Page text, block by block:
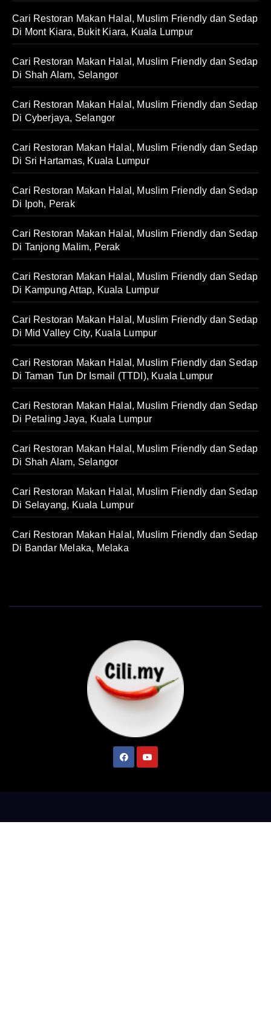
Cari Restoran Makan Halal, Muslim Friendly dan Sedap
Di Mont Kiara, Bukit Kiara, Kuala Lumpur
Cari Restoran Makan Halal, Muslim Friendly dan Sedap
Di Shah Alam, Selangor
Cari Restoran Makan Halal, Muslim Friendly dan Sedap
Di Cyberjaya, Selangor
Cari Restoran Makan Halal, Muslim Friendly dan Sedap
Di Sri Hartamas, Kuala Lumpur
Cari Restoran Makan Halal, Muslim Friendly dan Sedap
Di Ipoh, Perak
Cari Restoran Makan Halal, Muslim Friendly dan Sedap
Di Tanjong Malim, Perak
Cari Restoran Makan Halal, Muslim Friendly dan Sedap
Di Kampung Attap, Kuala Lumpur
Cari Restoran Makan Halal, Muslim Friendly dan Sedap
Di Mid Valley City, Kuala Lumpur
Cari Restoran Makan Halal, Muslim Friendly dan Sedap
Di Taman Tun Dr Ismail (TTDI), Kuala Lumpur
Cari Restoran Makan Halal, Muslim Friendly dan Sedap
Di Petaling Jaya, Kuala Lumpur
Cari Restoran Makan Halal, Muslim Friendly dan Sedap
Di Shah Alam, Selangor
Cari Restoran Makan Halal, Muslim Friendly dan Sedap
Di Selayang, Kuala Lumpur
Cari Restoran Makan Halal, Muslim Friendly dan Sedap
Di Bandar Melaka, Melaka